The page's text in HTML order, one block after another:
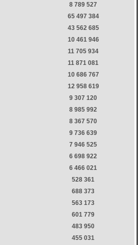
8 789 527
65 497 384
43 562 685
10 461 946
11 705 934
11 871 081
10 686 767
12 958 619
9 307 120
8 985 992
8 367 570
9 736 639
7 946 525
6 698 922
6 466 021
528 361
688 373
563 173
601 779
483 950
455 031